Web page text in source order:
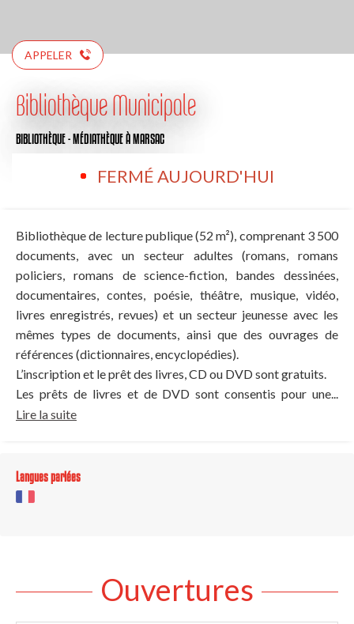
APPELER
Bibliothèque Municipale
BIBLIOTHÈQUE - MÉDIATHÈQUEÀ MARSAC
FERMÉ AUJOURD'HUI
Bibliothèque de lecture publique (52 m²), comprenant 3 500
documents, avec un secteur adultes (romans, romans
policiers, romans de science-fiction, bandes dessinées,
documentaires, contes, poésie, théâtre, musique, vidéo,
livres enregistrés, revues) et un secteur jeunesse avec les
mêmes types de documents, ainsi que des ouvrages de
références (dictionnaires, encyclopédies).
L’inscription et le prêt des livres, CD ou DVD sont gratuits.
Les prêts de livres et de DVD sont consentis pour une...
Lire la suite
Langues parlées
Ouvertures